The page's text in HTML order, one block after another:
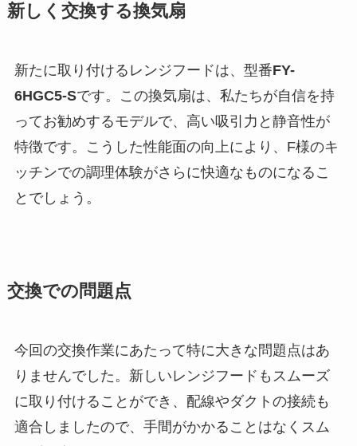
新しく交換する換気扇
新たに取り付けるレンジフードは、型番FY-
6HGC5-Sです。この換気扇は、私たちが自信を持
ってお勧めするモデルで、高い吸引力と静音性が
特徴です。こうした性能面の向上により、F様のキ
ッチンでの調理体験がさらに快適なものになるこ
とでしょう。
交換での問題点
今回の交換作業にあたって特に大きな問題点はあ
りませんでした。新しいレンジフードもスムーズ
に取り付けることができ、配線やダクトの接続も
適合しましたので、手間がかかることはなくスム